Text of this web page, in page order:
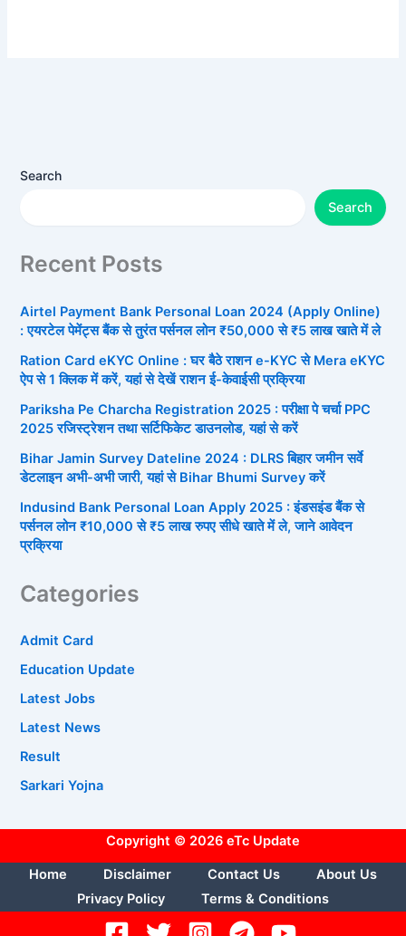
Search
Search
Recent Posts
Airtel Payment Bank Personal Loan 2024 (Apply Online)
: एयरटेल पेमेंट्स बैंक से तुरंत पर्सनल लोन ₹50,000 से ₹5 लाख खाते में ले
Ration Card eKYC Online : घर बैठे राशन e-KYC से Mera eKYC
ऐप से 1 क्लिक में करें, यहां से देखें राशन ई-केवाईसी प्रक्रिया
Pariksha Pe Charcha Registration 2025 : परीक्षा पे चर्चा PPC
2025 रजिस्ट्रेशन तथा सर्टिफिकेट डाउनलोड, यहां से करें
Bihar Jamin Survey Dateline 2024 : DLRS बिहार जमीन सर्वे
डेटलाइन अभी-अभी जारी, यहां से Bihar Bhumi Survey करें
Indusind Bank Personal Loan Apply 2025 : इंडसइंड बैंक से
पर्सनल लोन ₹10,000 से ₹5 लाख रुपए सीधे खाते में ले, जाने आवेदन
प्रक्रिया
Categories
Admit Card
Education Update
Latest Jobs
Latest News
Result
Sarkari Yojna
Copyright © 2026 eTc Update
Home Disclaimer Contact Us
About Us
Privacy Policy
Terms & Conditions